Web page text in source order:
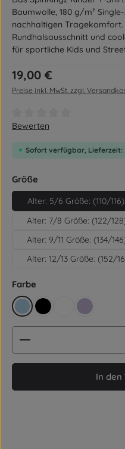
Baumwolle, 180 g/m²
nachhaltigen Tragekomfort.
Rundhalsausschnitt und
für sportliche Kids und
Regulärer Preis:
19,00 €
Preise inkl. MwSt. zzgl.
Durchschnittliche Bewertung
Bewerten
Sofort verfügbar, Lieferzeit:
Größe
Alter: 5/6 Größe: (110/116)
Alter: 7/8 Größe: (122/
Alter: 9/11 Größe: (134/
Alter: 12/13 Größe: (152/
Farbe
hellblauschwarzweiß lila
Produkt Anzahl: Gib
In den